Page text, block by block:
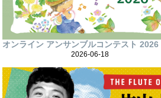
オンライン アンサンブルコンテスト 2026
2026-06-18